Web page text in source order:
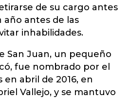
de su cargo antes
año antes de las
inhabilidades.
San Juan, un pequeño
fue nombrado por el
abril de 2016, en
Vallejo, y se mantuvo